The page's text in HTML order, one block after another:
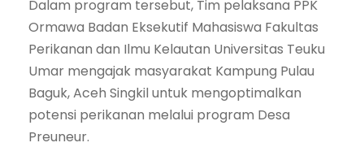
Dalam program tersebut, Tim pelaksana PPK
Ormawa Badan Eksekutif Mahasiswa Fakultas
Perikanan dan Ilmu Kelautan Universitas Teuku
Umar mengajak masyarakat Kampung Pulau
Baguk, Aceh Singkil untuk mengoptimalkan
potensi perikanan melalui program Desa
Preuneur.